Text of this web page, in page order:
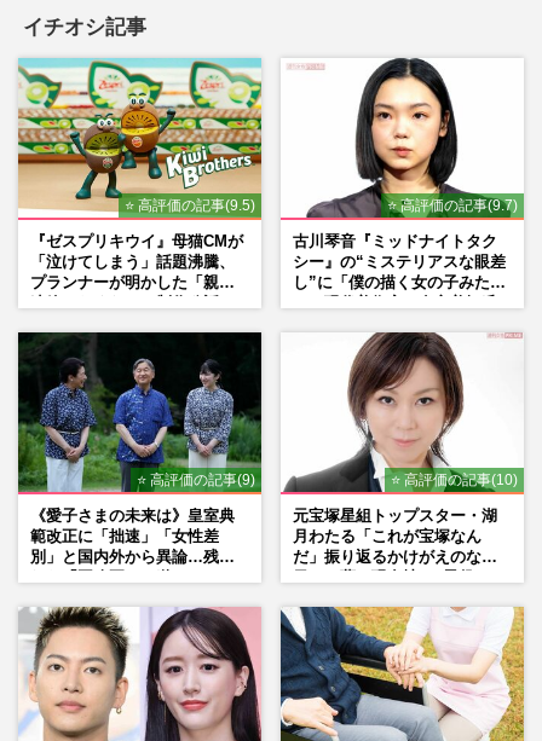
イチオシ記事
⭐ 高評価の記事(9.5)
『ゼスプリキウイ』母猫CMが
「泣けてしまう」話題沸騰、
プランナーが明かした「親に
⭐ 高評価の記事(9.7)
古川琴音『ミッドナイトタク
シー』の“ミステリアスな眼差
し”に「僕の描く女の子みた
⭐ 高評価の記事(9)
《愛子さまの未来は》皇室典
範改正に「拙速」「女性差
別」と国内外から異論…残さ
⭐ 高評価の記事(10)
元宝塚星組トップスター・湖
月わたる「これが宝塚なん
だ」振り返るかけがえのない